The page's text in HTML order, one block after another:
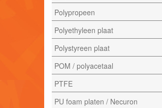
Polypropeen
Polyethyleen plaat
Polystyreen plaat
POM / polyacetaal
PTFE
PU foam platen / Necuron